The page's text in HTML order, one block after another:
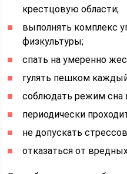
крестцовую области;
выполнять комплекс
физкультуры;
спать на умеренно
гулять пешком
соблюдать режим сна
периодически
не допускать
отказаться от